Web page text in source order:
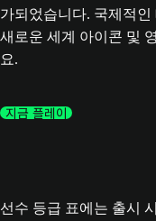
가되었습니다. 국제적
새로운 세계 아이콘 및
요.
지금 플레이
선수 등급 표에는 출시